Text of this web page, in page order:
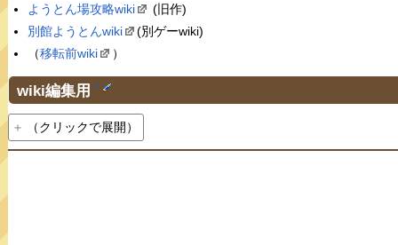
ようとん場攻略wiki
(旧作)
別館ようとんwiki
(別ゲーwiki)
（移転前wiki ）
wiki編集用 †
（クリックで展開）